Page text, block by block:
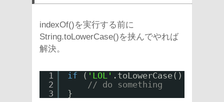
indexOf()を実行する前に
String.toLowerCase()を挟んでやれば
解決。
1
2
3
if ( 'LOL'
// do something
}